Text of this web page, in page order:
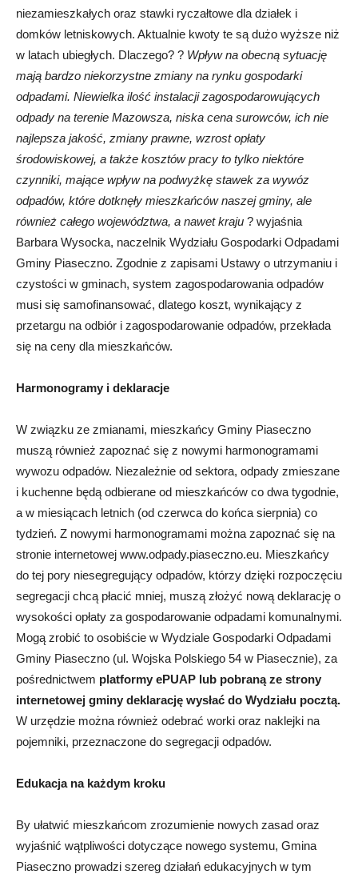
niezamieszkałych oraz stawki ryczałtowe dla działek i
domków letniskowych. Aktualnie kwoty te są dużo wyższe niż
w latach ubiegłych. Dlaczego? ? Wpływ na obecną sytuację
mają bardzo niekorzystne zmiany na rynku gospodarki
odpadami. Niewielka ilość instalacji zagospodarowujących
odpady na terenie Mazowsza, niska cena surowców, ich nie
najlepsza jakość, zmiany prawne, wzrost opłaty
środowiskowej, a także kosztów pracy to tylko niektóre
czynniki, mające wpływ na podwyżkę stawek za wywóz
odpadów, które dotknęły mieszkańców naszej gminy, ale
również całego województwa, a nawet kraju ? wyjaśnia
Barbara Wysocka, naczelnik Wydziału Gospodarki Odpadami
Gminy Piaseczno. Zgodnie z zapisami Ustawy o utrzymaniu i
czystości w gminach, system zagospodarowania odpadów
musi się samofinansować, dlatego koszt, wynikający z
przetargu na odbiór i zagospodarowanie odpadów, przekłada
się na ceny dla mieszkańców.
Harmonogramy i deklaracje
W związku ze zmianami, mieszkańcy Gminy Piaseczno
muszą również zapoznać się z nowymi harmonogramami
wywozu odpadów. Niezależnie od sektora, odpady zmieszane
i kuchenne będą odbierane od mieszkańców co dwa tygodnie,
a w miesiącach letnich (od czerwca do końca sierpnia) co
tydzień. Z nowymi harmonogramami można zapoznać się na
stronie internetowej www.odpady.piaseczno.eu. Mieszkańcy
do tej pory niesegregujący odpadów, którzy dzięki rozpoczęciu
segregacji chcą płacić mniej, muszą złożyć nową deklarację o
wysokości opłaty za gospodarowanie odpadami komunalnymi.
Mogą zrobić to osobiście w Wydziale Gospodarki Odpadami
Gminy Piaseczno (ul. Wojska Polskiego 54 w Piasecznie), za
pośrednictwem platformy ePUAP lub pobraną ze strony
internetowej gminy deklarację wysłać do Wydziału pocztą.
W urzędzie można również odebrać worki oraz naklejki na
pojemniki, przeznaczone do segregacji odpadów.
Edukacja na każdym kroku
By ułatwić mieszkańcom zrozumienie nowych zasad oraz
wyjaśnić wątpliwości dotyczące nowego systemu, Gmina
Piaseczno prowadzi szereg działań edukacyjnych w tym